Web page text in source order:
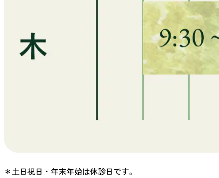
＊土日祝日・年末年始は休診日です。